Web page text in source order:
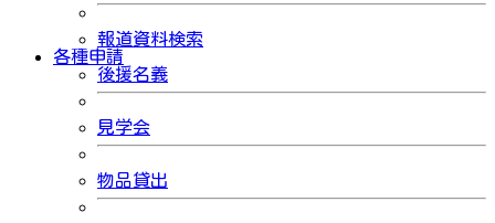
報道資料検索
各種申請
後援名義
見学会
物品貸出